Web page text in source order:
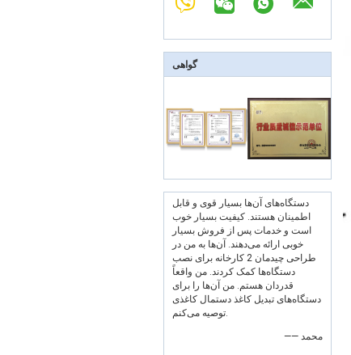
گواهی
دستگاه‌های آن‌ها بسیار قوی و قابل
اطمینان هستند. کیفیت بسیار خوب
است و خدمات پس از فروش بسیار
خوبی ارائه می‌دهند. آن‌ها به من در
طراحی چیدمان 2 کارخانه برای نصب
دستگاه‌ها کمک کردند. من واقعاً
قدردان هستم. من آن‌ها را برای
دستگاه‌های تبدیل کاغذ دستمال کاغذی
توصیه می‌کنم.
—— محمد